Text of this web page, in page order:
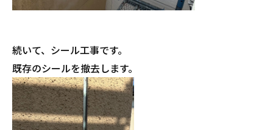
続いて、シール工事です。
既存のシールを撤去します。